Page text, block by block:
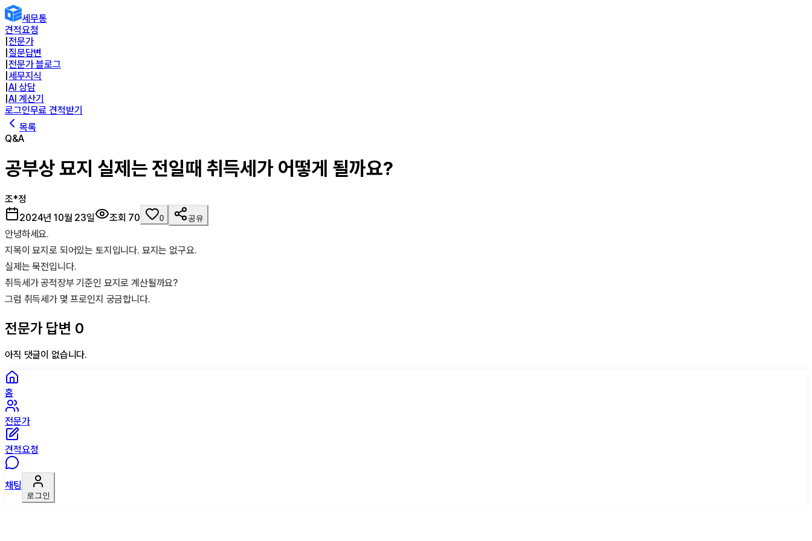
세무통
견적요청
전문가
질문답변
전문가 블로그
세무지식
AI 상담
AI 계산기
로그인무료 견적받기
목록
Q&A
공부상 묘지 실제는 전일때 취득세가 어떻게 될까요?
조*정
2024년 10월 23일
조회 70 0 공유
안녕하세요.
지목이 묘지로 되어있는 토지입니다. 묘지는 없구요.
실제는 묵전입니다.
취득세가 공적장부 기준인 묘지로 계산될까요?
그럼 취득세가 몇 프로인지 궁금합니다.
전문가 답변 0
아직 댓글이 없습니다.
홈
전문가
견적요청
채팅
로그인